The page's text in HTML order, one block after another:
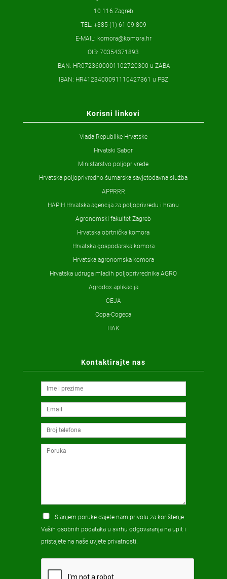
10 116 Zagreb
TEL: +385 (1) 61 09 809
E-MAIL: komora@komora.hr
OIB: 70354371893
IBAN: HR0723600001102720300 u ZABA
IBAN: HR4123400091110427361 u PBZ
Korisni linkovi
Vlada Republike Hrvatske
Hrvatski Sabor
Ministarstvo poljoprivrede
Hrvatska poljoprivredno-šumarska savjetodavna služba
APPRRR
HAPIH Hrvatska agencija za poljoprivredu i hranu
Agronomski fakultet Zagreb
Hrvatska obrtnička komora
Hrvatska gospodarska komora
Hrvatska agronomska komora
Hrvatska udruga mladih poljoprivrednika AGRO
Agrodox aplikacija
CEJA
Copa-Cogeca
HAK
Kontaktirajte nas
Slanjem poruke dajete nam privolu za korištenje
Vaših osobnih podataka u svrhu odgovaranja na upit i
pristajete na naše uvjete privatnosti